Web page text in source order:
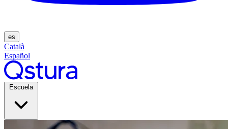
es
Català
Español
Escuela